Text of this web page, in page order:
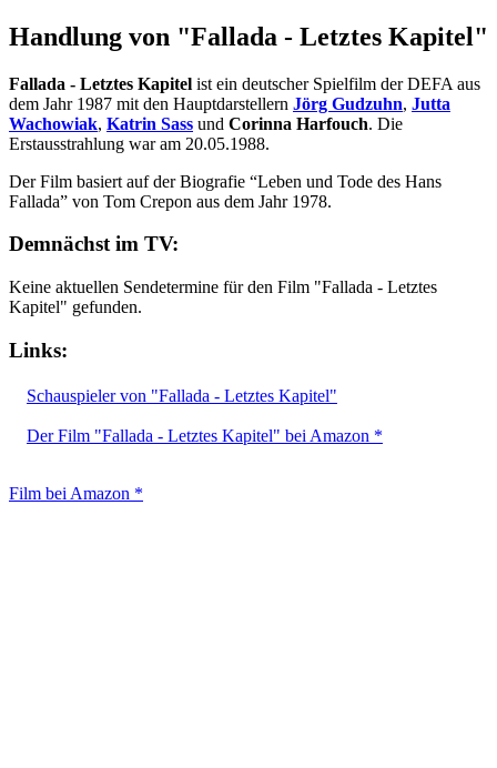
Handlung von "Fallada - Letztes Kapitel"
Fallada - Letztes Kapitel ist ein deutscher Spielfilm der DEFA aus
dem Jahr 1987 mit den Hauptdarstellern Jörg Gudzuhn, Jutta
Wachowiak, Katrin Sass und Corinna Harfouch. Die
Erstausstrahlung war am 20.05.1988.
Der Film basiert auf der Biografie “Leben und Tode des Hans
Fallada” von Tom Crepon aus dem Jahr 1978.
Demnächst im TV:
Keine aktuellen Sendetermine für den Film "Fallada - Letztes
Kapitel" gefunden.
Links:
Schauspieler von "Fallada - Letztes Kapitel"
Der Film "Fallada - Letztes Kapitel" bei Amazon *
Film bei Amazon *